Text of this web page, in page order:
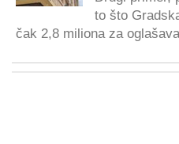
to što
čak 2,8 miliona za